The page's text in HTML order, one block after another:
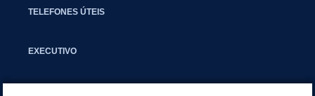
TELEFONES ÚTEIS
EXECUTIVO